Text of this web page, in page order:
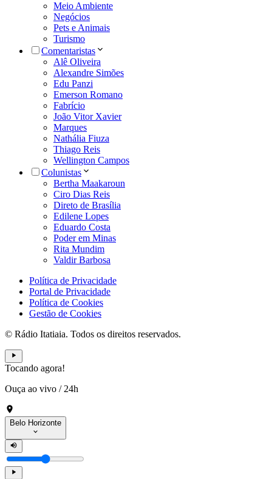
Meio Ambiente
Negócios
Pets e Animais
Turismo
Comentaristas
Alê Oliveira
Alexandre Simões
Edu Panzi
Emerson Romano
Fabrício
João Vitor Xavier
Marques
Nathália Fiuza
Thiago Reis
Wellington Campos
Colunistas
Bertha Maakaroun
Ciro Dias Reis
Direto de Brasília
Edilene Lopes
Eduardo Costa
Poder em Minas
Rita Mundim
Valdir Barbosa
Política de Privacidade
Portal de Privacidade
Política de Cookies
Gestão de Cookies
© Rádio Itatiaia. Todos os direitos reservados.
Tocando agora!
Ouça ao vivo / 24h
Belo Horizonte